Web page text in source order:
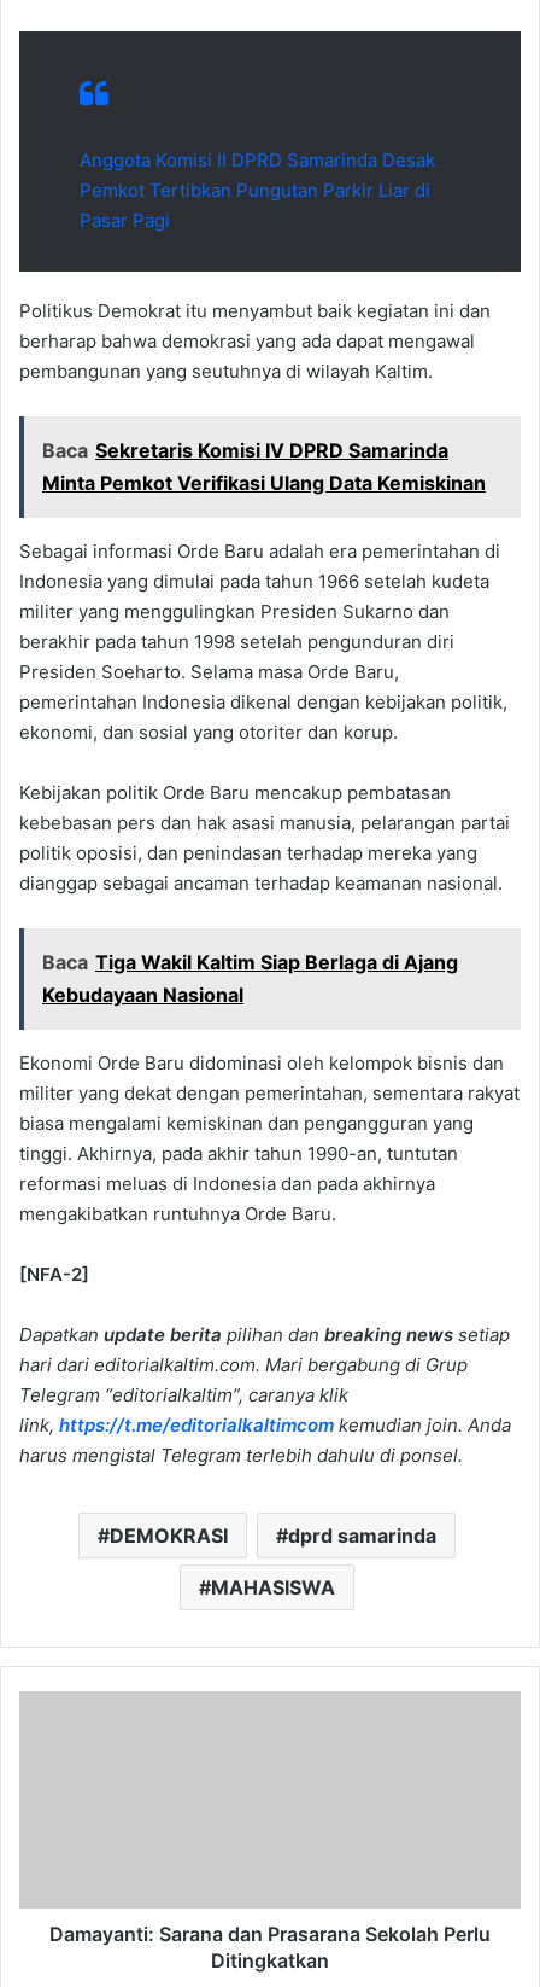
Anggota Komisi II DPRD Samarinda Desak
Pemkot Tertibkan Pungutan Parkir Liar di
Pasar Pagi
Politikus Demokrat itu menyambut baik kegiatan ini dan
berharap bahwa demokrasi yang ada dapat mengawal
pembangunan yang seutuhnya di wilayah Kaltim.
Baca Sekretaris Komisi IV DPRD Samarinda
Minta Pemkot Verifikasi Ulang Data Kemiskinan
Sebagai informasi Orde Baru adalah era pemerintahan di
Indonesia yang dimulai pada tahun 1966 setelah kudeta
militer yang menggulingkan Presiden Sukarno dan
berakhir pada tahun 1998 setelah pengunduran diri
Presiden Soeharto. Selama masa Orde Baru,
pemerintahan Indonesia dikenal dengan kebijakan politik,
ekonomi, dan sosial yang otoriter dan korup.
Kebijakan politik Orde Baru mencakup pembatasan
kebebasan pers dan hak asasi manusia, pelarangan partai
politik oposisi, dan penindasan terhadap mereka yang
dianggap sebagai ancaman terhadap keamanan nasional.
Baca Tiga Wakil Kaltim Siap Berlaga di Ajang
Kebudayaan Nasional
Ekonomi Orde Baru didominasi oleh kelompok bisnis dan
militer yang dekat dengan pemerintahan, sementara rakyat
biasa mengalami kemiskinan dan pengangguran yang
tinggi. Akhirnya, pada akhir tahun 1990-an, tuntutan
reformasi meluas di Indonesia dan pada akhirnya
mengakibatkan runtuhnya Orde Baru.
[NFA-2]
Dapatkan update berita pilihan dan breaking news setiap
hari dari editorialkaltim.com. Mari bergabung di Grup
Telegram “editorialkaltim”, caranya klik
link, https://t.me/editorialkaltimcom kemudian join. Anda
harus mengistal Telegram terlebih dahulu di ponsel.
DEMOKRASI dprd samarinda
MAHASISWA
Damayanti: Sarana dan Prasarana Sekolah Perlu
Ditingkatkan